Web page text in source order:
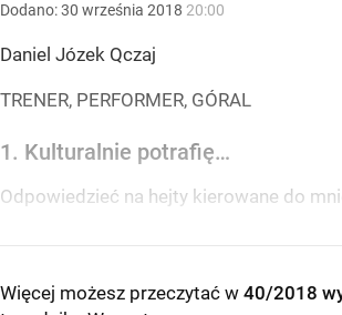
Dodano:30 września 2018 20:00
Daniel Józek Qczaj
TRENER, PERFORMER, GÓRAL
1. Kulturalnie potrafię…
Odpowiedzieć na hejty kierowane do
Więcej możesz przeczytać w 40/2018